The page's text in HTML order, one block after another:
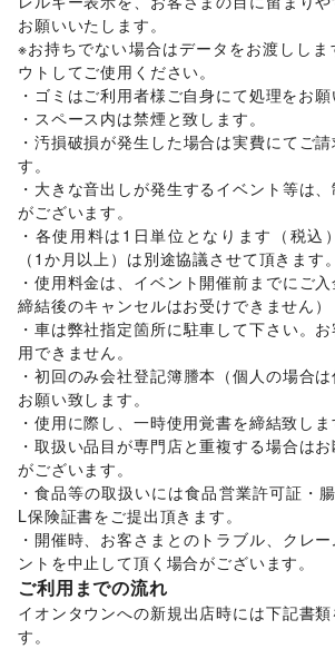
ハウスクリーニング・家事代行
リサイクル雑貨・古本/ギフト・プレゼ
資格・習い事 /リフォーム
修理・メンテナンス/就職・転職・求人/
その他生活サービス
金融サービス
クレジットカード/保険/ 銀行/住宅ローン
不動産投資
その他金融サービス
子育て・教育
ベビー用品/
子供向け教室・レッスン /塾・家庭教師 /
その他子育て・教育
美容・健康・医療
ジム・フィットネス/ダイエット・健康グ
美容・コスメ・香水/ヘアケア・シャン
ヘアサロン・ネイルサロン
エステ・美容サービス/健康食品・サプ
女性用品・フェムテック
/その他美容・健康
エンタメ・ガジェット
PC・スマートフォン
ゲーム/アニメ /コミック・マンガ/アイ
おもちゃ・ホビー/楽器・音楽機材
Webメディア・アプリ /テレビ・ドラマ/
音楽・ライブ/演劇/占い/ 公営競技・宝く
その他エンタメ・ガジェット
アート・デザイン
絵画・書/写真・イラストレーション/立
その他アート・デザイン
お願いいたします。
※お持ちでない場合はデータをお渡しし
ウトしてご使用ください。
・ゴミはご利用者様ご自身にて処理をお願
・スペース内は禁煙と致します。
・汚損破損が発生した場合は実費にてご
す。
・大きな音出しが発生するイベント等は
がございます。
・各使用料は1日単位となります（税込
（1か月以上）は別途協議させて頂きます。
・使用料金は、イベント開催前までにご
締結後のキャンセルはお受けできません）
・車は弊社指定箇所に駐車して下さい。
用できません。
・初回のみ会社登記簿謄本（個人の場合
お願い致します。
・使用に際し、一時使用覚書を締結致しま
・取扱い品目が専門店と重複する場合は
がございます。
・食品等の取扱いには食品営業許可証・
L保険証書をご提出頂きます。
・開催時、お客さまとのトラブル、クレ
ントを中止して頂く場合がございます。
ご利用までの流れ
イオンタウンへの新規出店時には下記書
す。